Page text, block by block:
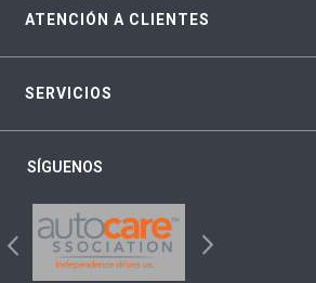
ATENCIÓN A CLIENTES
SERVICIOS
SÍGUENOS